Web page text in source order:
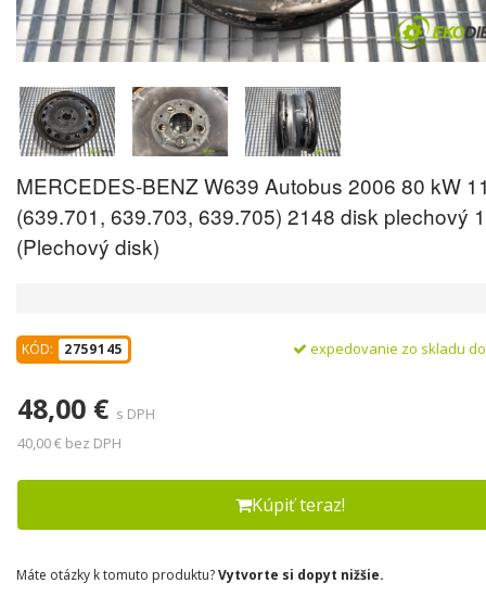
MERCEDES-BENZ W639 Autobus 2006 80 kW
(639.701, 639.703, 639.705) 2148 disk plechový
(Plechový disk)
KÓD: 2759145 expedovanie zo skladu
48,00 € s DPH
40,00 € bez DPH
Kúpiť teraz!
Máte otázky k tomuto produktu?Vytvorte si dopyt nižšie.